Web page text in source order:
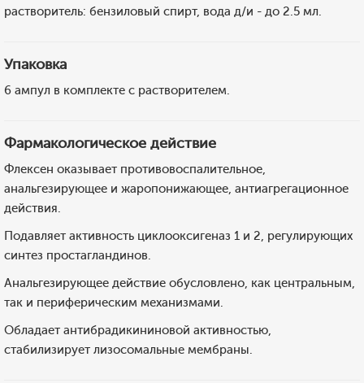
растворитель: бензиловый спирт, вода д/и - до 2.5 мл.
Упаковка
6 ампул в комплекте с растворителем.
Фармакологическое действие
Флексен оказывает противовоспалительное,
анальгезирующее и жаропонижающее, антиагрегационное
действия.
Подавляет активность циклооксигеназ 1 и 2, регулирующих
синтез простагландинов.
Анальгезирующее действие обусловлено, как центральным,
так и периферическим механизмами.
Обладает антибрадикининовой активностью,
стабилизирует лизосомальные мембраны.